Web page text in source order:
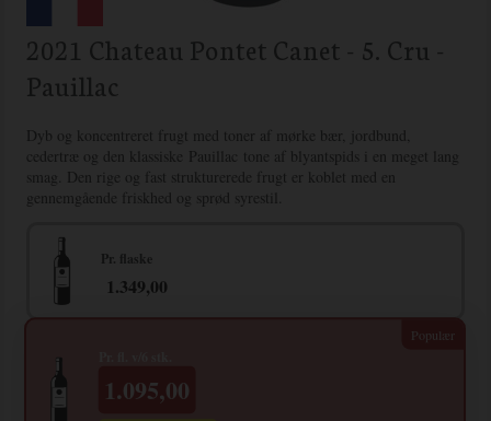
2021 Chateau Pontet Canet - 5. Cru -
Pauillac
Dyb og koncentreret frugt med toner af mørke bær, jordbund,
cedertræ og den klassiske Pauillac tone af blyantspids i en meget lang
smag. Den rige og fast strukturerede frugt er koblet med en
gennemgående friskhed og sprød syrestil.
Pr. flaske
1.349,00
1.095,00